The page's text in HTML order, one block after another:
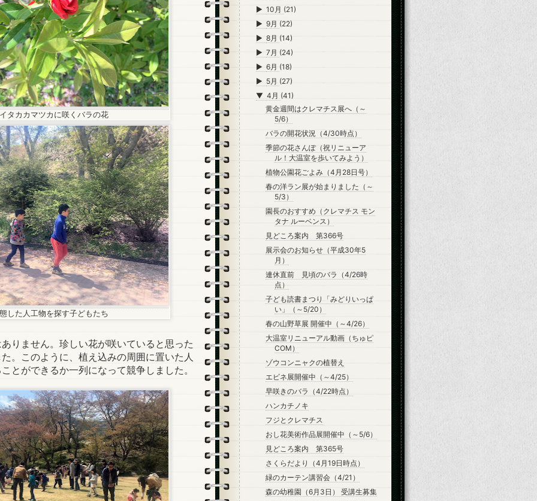
タカカマツカに咲くバラの花
した人工物を探す子どもたち
りません。珍しい花が咲いていると思った
。このように、植え込みの周囲に置いた人
とができるか一列になって競争しました。
►10月 (21)
►9月 (22)
►8月 (14)
►7月 (24)
►6月 (18)
► 5月 (27)
▼4月 (41)
黄金週間はクレマチス展へ（～
5/6）
バラの開花状況（4/30時点）
季節の花さんぽ（祝リニューア
ル！大温室を歩いてみよう）
植物公園花ごよみ（4月28日号）
春の洋ラン展が始まりました（～
5/3）
園長のおすすめ（クレマチス モン
タナ ルーベンス）
見どころ案内 第366号
展示会のお知らせ（平成30年5
月）
連休直前 見頃のバラ（4/26時
点）
子ども読書まつり「みどりいっぱ
い」（～5/20）
春の山野草展 開催中（～4/26）
大温室リニューアル動画（ちゅピ
COM）
ゾウコンニャクの植替え
エビネ展開催中（～4/25）
早咲きのバラ（4/22時点）
ハンカチノキ
フジとクレマチス
おし花美術作品展開催中（～5/6）
見どころ案内 第365号
さくらだより（4月19日時点）
緑のカーテン講習会（4/21）
森の幼稚園（6月3日） 受講生募集